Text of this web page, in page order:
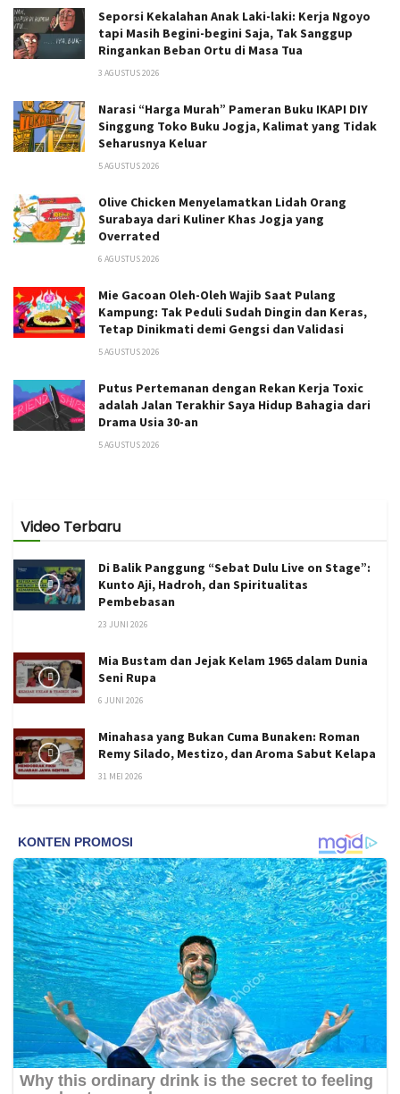
Seporsi Kekalahan Anak Laki-laki: Kerja Ngoyo
tapi Masih Begini-begini Saja, Tak Sanggup
Ringankan Beban Ortu di Masa Tua
3 AGUSTUS 2026
Narasi “Harga Murah” Pameran Buku IKAPI DIY
Singgung Toko Buku Jogja, Kalimat yang Tidak
Seharusnya Keluar
5 AGUSTUS 2026
Olive Chicken Menyelamatkan Lidah Orang
Surabaya dari Kuliner Khas Jogja yang
Overrated
6 AGUSTUS 2026
Mie Gacoan Oleh-Oleh Wajib Saat Pulang
Kampung: Tak Peduli Sudah Dingin dan Keras,
Tetap Dinikmati demi Gengsi dan Validasi
5 AGUSTUS 2026
Putus Pertemanan dengan Rekan Kerja Toxic
adalah Jalan Terakhir Saya Hidup Bahagia dari
Drama Usia 30-an
5 AGUSTUS 2026
Video Terbaru
Di Balik Panggung “Sebat Dulu Live on Stage”:
Kunto Aji, Hadroh, dan Spiritualitas
Pembebasan
23 JUNI 2026
Mia Bustam dan Jejak Kelam 1965 dalam Dunia
Seni Rupa
6 JUNI 2026
Minahasa yang Bukan Cuma Bunaken: Roman
Remy Silado, Mestizo, dan Aroma Sabut Kelapa
31 MEI 2026